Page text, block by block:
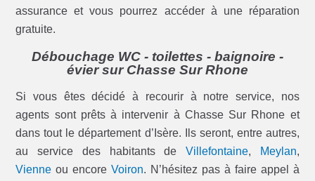
assurance et vous pourrez accéder à une réparation
gratuite.
Débouchage WC - toilettes - baignoire -
évier sur Chasse Sur Rhone
Si vous êtes décidé à recourir à notre service, nos
agents sont prêts à intervenir à Chasse Sur Rhone et
dans tout le département d’Isère. Ils seront, entre autres,
au service des habitants de Villefontaine, Meylan,
Vienne ou encoreVoiron. N’hésitez pas à faire appel à